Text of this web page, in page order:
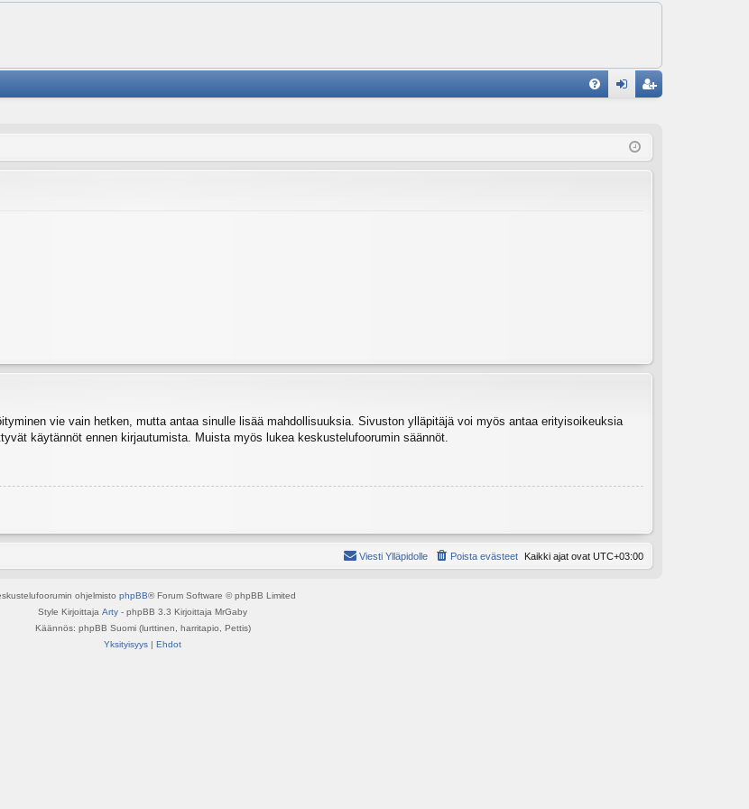
ist
vie vain hetken, mutta antaa sinulle lisää mahdollisuuksia. Sivuston ylläpitäjä voi myös antaa erityisoikeuksia
käytännöt ennen kirjautumista. Muista myös lukea keskustelufoorumin säännöt.
Kaikki ajat ovat UTC+03:00
Poista evästeet
Viesti Ylläpidolle
ohjelmisto phpBB® Forum Software © phpBB Limited
Style Kirjoittaja Arty - phpBB 3.3 Kirjoittaja MrGaby
Käännös: phpBB Suomi (lurttinen, harritapio, Pettis)
Yksityisyys | Ehdot